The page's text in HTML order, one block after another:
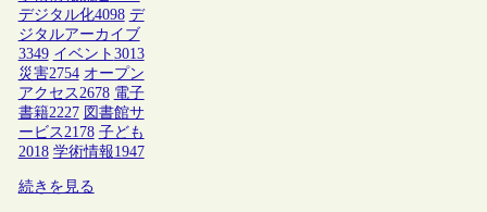
デジタル化4098 デ
ジタルアーカイブ
3349 イベント 3013
災害2754 オープン
アクセス2678 電子
書籍2227 図書館サ
ービス2178 子ども
2018 学術情報1947
続きを見る